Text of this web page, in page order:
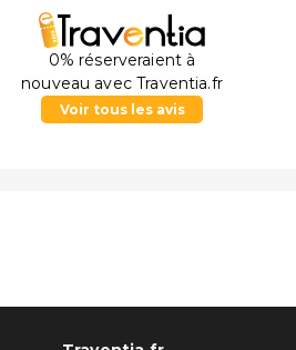
0% réserveraient à
nouveau avec Traventia.fr
Voir tous les avis